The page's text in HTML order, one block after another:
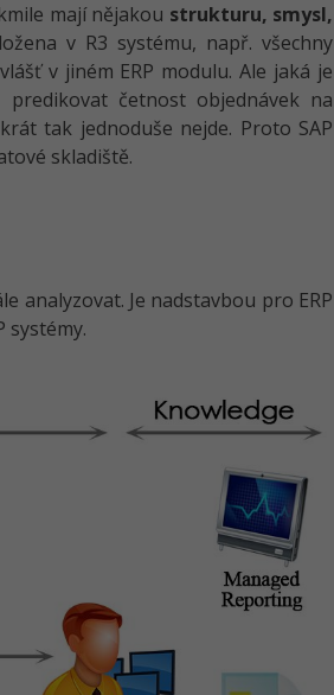
mají nějakou strukturu, smysl,
v R3 systému, např. všechny
v jiném ERP modulu. Ale jaká je
četnost objednávek na
tak jednoduše nejde. Proto SAP
skladiště.
analyzovat. Je nadstavbou pro ERP
systémy.